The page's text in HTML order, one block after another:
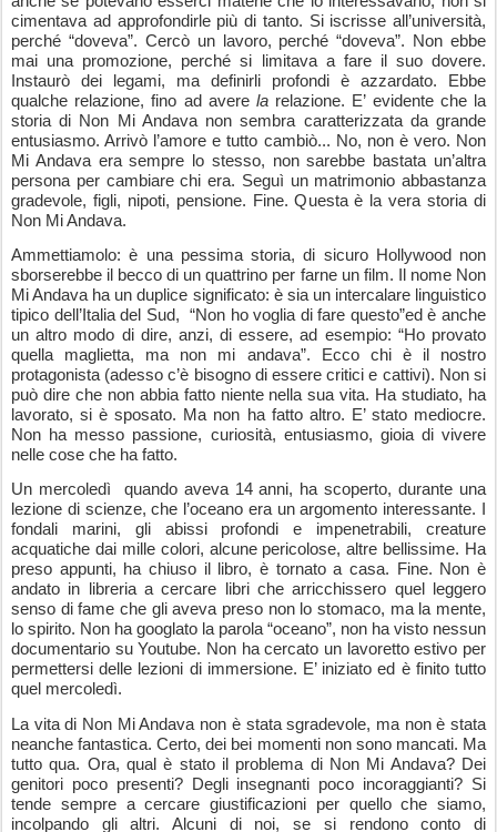
cimentava ad approfondirle più di tanto. Si iscrisse all’università,
perché “doveva”. Cercò un lavoro, perché “doveva”. Non ebbe
mai una promozione, perché si limitava a fare il suo dovere.
Instaurò dei legami, ma definirli profondi è azzardato. Ebbe
qualche relazione, fino ad avere la relazione. E’ evidente che la
storia di Non Mi Andava non sembra caratterizzata da grande
entusiasmo. Arrivò l’amore e tutto cambiò... No, non è vero. Non
Mi Andava era sempre lo stesso, non sarebbe bastata un’altra
persona per cambiare chi era. Seguì un matrimonio abbastanza
gradevole, figli, nipoti, pensione. Fine. Questa è la vera storia di
Non Mi Andava.
Ammettiamolo: è una pessima storia, di sicuro Hollywood non
sborserebbe il becco di un quattrino per farne un film. Il nome Non
Mi Andava ha un duplice significato: è sia un intercalare linguistico
tipico dell’Italia del Sud,
“Non ho voglia di fare questo”ed è anche
un altro modo di dire, anzi, di essere, ad esempio: “Ho provato
quella maglietta, ma non mi andava”. Ecco chi è il nostro
protagonista (adesso c’è bisogno di essere critici e cattivi). Non si
può dire che non abbia fatto niente nella sua vita. Ha studiato, ha
lavorato, si è sposato. Ma non ha fatto altro. E’ stato mediocre.
Non ha messo passione, curiosità, entusiasmo, gioia di vivere
nelle cose che ha fatto.
Un mercoledì
quando aveva 14 anni, ha scoperto, durante una
lezione di scienze, che l’oceano era un argomento interessante. I
fondali marini, gli abissi profondi e impenetrabili, creature
acquatiche dai mille colori, alcune pericolose, altre bellissime. Ha
preso appunti, ha chiuso il libro, è tornato a casa. Fine. Non è
andato in libreria a cercare libri che arricchissero quel leggero
senso di fame che gli aveva preso non lo stomaco, ma la mente,
lo spirito. Non ha googlato la parola “oceano”, non ha visto nessun
documentario su Youtube. Non ha cercato un lavoretto estivo per
permettersi delle lezioni di immersione. E’ iniziato ed è finito tutto
quel mercoledì.
La vita di Non Mi Andava non è stata sgradevole, ma non è stata
neanche fantastica. Certo, dei bei momenti non sono mancati. Ma
tutto qua. Ora, qual è stato il problema di Non Mi Andava? Dei
genitori poco presenti? Degli insegnanti poco incoraggianti? Si
tende sempre a cercare giustificazioni per quello che siamo,
incolpando gli altri. Alcuni di noi, se si rendono conto di